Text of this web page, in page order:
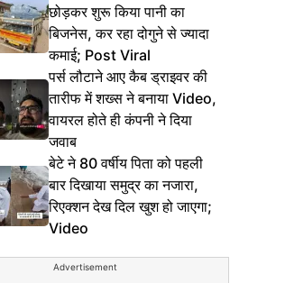
छोड़कर शुरू किया पानी का
बिजनेस, कर रहा दोगुने से ज्यादा
कमाई; Post Viral
पर्स लौटाने आए कैब ड्राइवर की
तारीफ में शख्स ने बनाया Video,
वायरल होते ही कंपनी ने दिया
जवाब
बेटे ने 80 वर्षीय पिता को पहली
बार दिखाया समुद्र का नजारा,
रिएक्शन देख दिल खुश हो जाएगा;
Video
Advertisement